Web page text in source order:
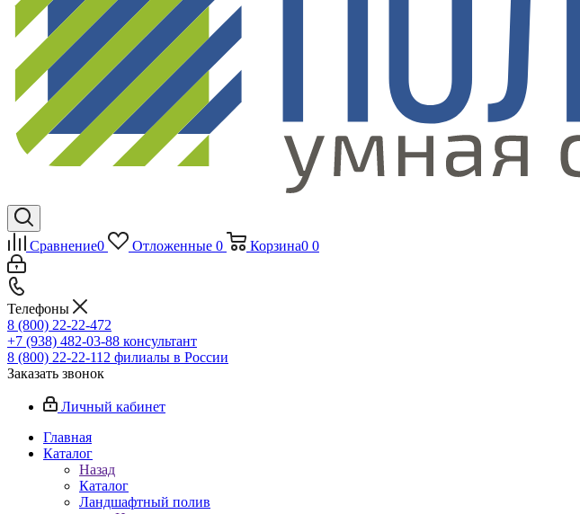
Сравнение0 Отложенные 0 Корзина0 0
Телефоны
8 (800) 22-22-472
+7 (938) 482-03-88 консультант
8 (800) 22-22-112 филиалы в России
Заказать звонок
Личный кабинет
Главная
Каталог
Назад
Каталог
Ландшафтный полив